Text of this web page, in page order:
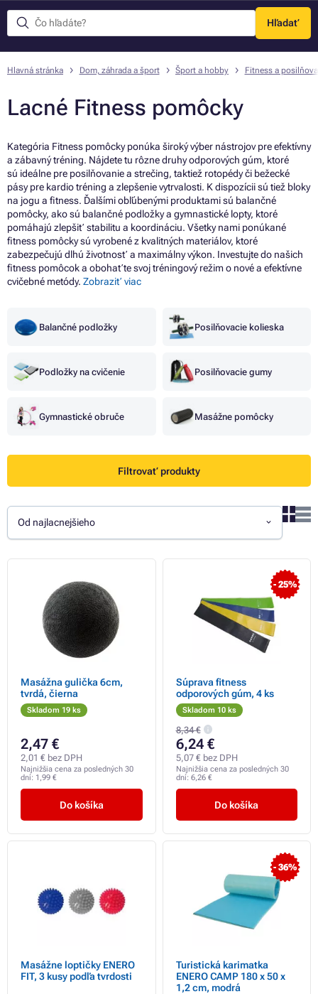
Hľadať
Menu
Hlavná stránka Dom, záhrada a šport Šport a hobby Fitness a
Lacné Fitness pomôcky
Kategória Fitness pomôcky ponúka široký výber nástrojov pre efektívny
a zábavný tréning. Nájdete tu rôzne druhy odporových gúm, ktoré
sú ideálne pre posilňovanie a strečing, taktiež rotopédy či bežecké
pásy pre kardio tréning a zlepšenie vytrvalosti. K dispozícii sú tiež bloky
na jogu a fitness. Ďalšími obľúbenými produktami sú balančné
pomôcky, ako sú balančné podložky a gymnastické lopty, ktoré
pomáhajú zlepšiť stabilitu a koordináciu. Všetky nami ponúkané
fitness pomôcky sú vyrobené z kvalitných materiálov, ktoré
zabezpečujú dlhú životnosť a maximálny výkon. Investujte do našich
fitness pomôcok a obohaťte svoj tréningový režim o nové a efektívne
cvičebné metódy. Zobraziť viac
Balančné podložky Posilňovacie kolieska
Podložky na cvičenie Posilňovacie gumy
Gymnastické obruče Masážne pomôcky
Filtrovať produkty
Od najlacnejšieho
Masážna gulička 6cm,
tvrdá, čierna
Skladom 19 ks
2,47 €
2,01 € bez DPH
Najnižšia cena za posledných 30
dní: 1,99 €
Do košíka
- 25%
Súprava fitness
odporových gúm, 4 ks
Skladom 10 ks
8,34 €
6,24 €
5,07 € bez DPH
Najnižšia cena za posledných 30
dní: 6,26 €
Do košíka
Masážne loptičky ENERO
FIT, 3 kusy podľa tvrdosti
- 36%
Turistická karimatka
ENERO CAMP 180 x 50 x
1,2 cm, modrá